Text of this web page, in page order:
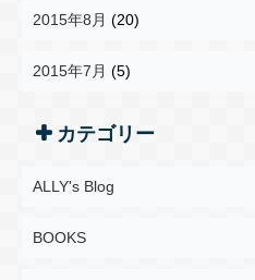
2015年8月 (20)
2015年7月 (5)
カテゴリー
ALLY's Blog
BOOKS